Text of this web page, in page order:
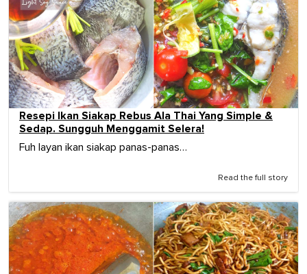
Resepi Ikan Siakap Rebus Ala Thai Yang Simple &
Sedap. Sungguh Menggamit Selera!
Fuh layan ikan siakap panas-panas…
Read the full story